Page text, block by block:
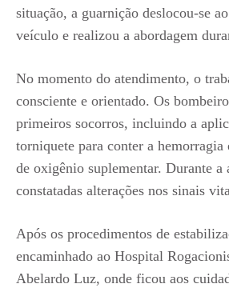
situação, a guarnição deslocou-se
veículo e realizou a abordagem
No momento do atendimento, o
consciente e orientado. Os
primeiros socorros, incluindo a
torniquete para conter a hemorragia
de oxigênio suplementar. Durante a
constatadas alterações nos sinais
Após os procedimentos de
encaminhado ao Hospital
Abelardo Luz, onde ficou aos